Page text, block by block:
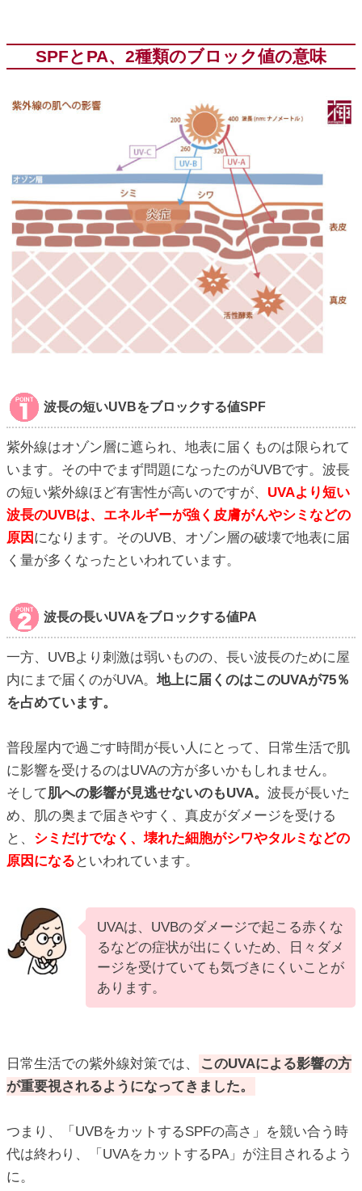
SPFとPA、2種類のブロック値の意味
波長の短いUVBをブロックする値SPF
紫外線はオゾン層に遮られ、地表に届くものは限られて
います。その中でまず問題になったのがUVBです。波長
の短い紫外線ほど有害性が高いのですが、 UVAより短い
波長のUVBは、エネルギーが強く皮膚がんやシミなどの
原因 になります。そのUVB、オゾン層の破壊で地表に届
く量が多くなったといわれています。
波長の長いUVAをブロックする値PA
一方、UVBより刺激は弱いものの、長い波長のために屋
内にまで届くのがUVA。 地上に届くのはこのUVAが75％
を占めています。
普段屋内で過ごす時間が長い人にとって、日常生活で肌
に影響を受けるのはUVAの方が多いかもしれません。
そして肌への影響が見逃せないのもUVA。 波長が長いた
め、肌の奥まで届きやすく、真皮がダメージを受ける
と、 シミだけでなく、壊れた細胞がシワやタルミなどの
原因になる といわれています。
UVAは、UVBのダメージで起こる赤くな
るなどの症状が出にくいため、日々ダメ
ージを受けていても気づきにくいことが
あります。
日常生活での紫外線対策では、
このUVAによる影響の方
が重要視されるようになってきました。
つまり、「UVBをカットするSPFの高さ」を競い合う時
代は終わり、「UVAをカットするPA」が注目されるよう
に。